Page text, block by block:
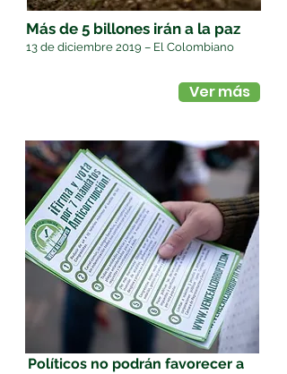
Ver más
Más de 5 billones irán a la paz
13 de diciembre 2019 – El Colombiano
Políticos no podrán favorecer a